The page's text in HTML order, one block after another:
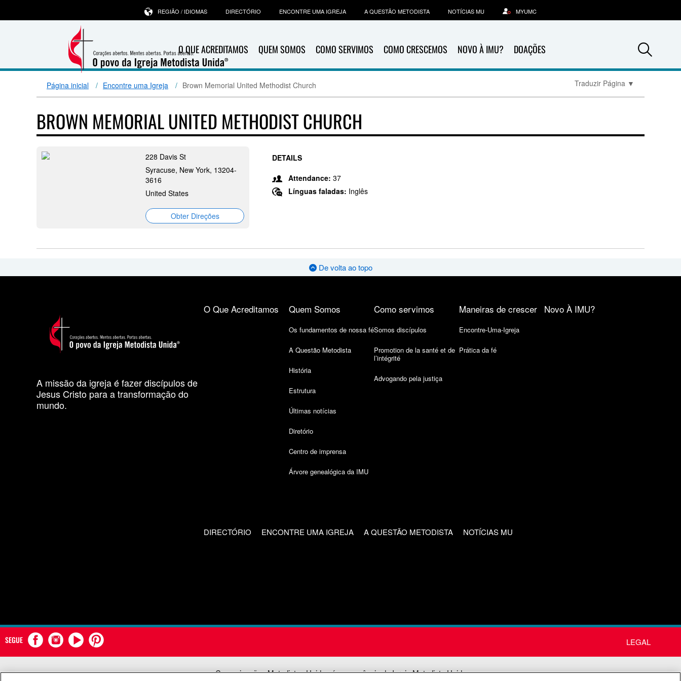
O QUE ACREDITAMOS QUEM SOMOS COMO SERVIMOS COMO CRESCEMOS NOVO À IMU? DOAÇÕES
REGIÃO / IDIOMAS DIRECTÓRIO ENCONTRE UMA IGREJA A QUESTÃO METODISTA NOTÍCIAS MU MYUMC
Página inicial Encontre uma Igreja Brown Memorial United Methodist Church Traduzir Página ▼
BROWN MEMORIAL UNITED METHODIST CHURCH
228 Davis St
Syracuse, New York, 13204-
3616
United States
Obter Direções
DETAILS
Attendance: 37
Línguas faladas: Inglês
De volta ao topo
A missão da igreja é fazer discípulos de
Jesus Cristo para a transformação do
mundo.
O Que Acreditamos Quem Somos
Os fundamentos de nossa fé
A Questão Metodista
História
Estrutura
Últimas notícias
Diretório
Centro de imprensa
Árvore genealógica da IMU
Como servimos
Somos discípulos
Promotion de la santé et de
l’intégrité
Advogando pela justiça
Maneiras de crescer
Encontre-Uma-Igreja
Prática da fé
Novo À IMU?
DIRECTÓRIO ENCONTRE UMA IGREJA A QUESTÃO METODISTA NOTÍCIAS MU
SEGUE LEGAL
Comunicações Metodistas Unidas é uma agência da Igreja Metodista Unida